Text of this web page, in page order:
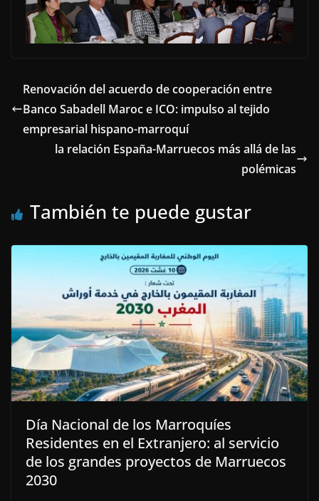
Renovación del acuerdo de cooperación entre
Banco Sabadell Maroc e ICO: impulso al tejido
empresarial hispano-marroquí
la relación España-Marruecos más allá de las
polémicas
También te puede gustar
Día Nacional de los Marroquíes
Residentes en el Extranjero: al servicio
de los grandes proyectos de Marruecos
2030